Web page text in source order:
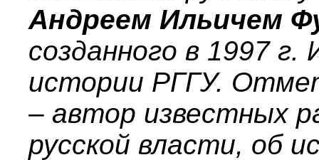
Андреем Ильичем
созданного в 1997
истории РГГУ.
– автор известных
русской власти, об